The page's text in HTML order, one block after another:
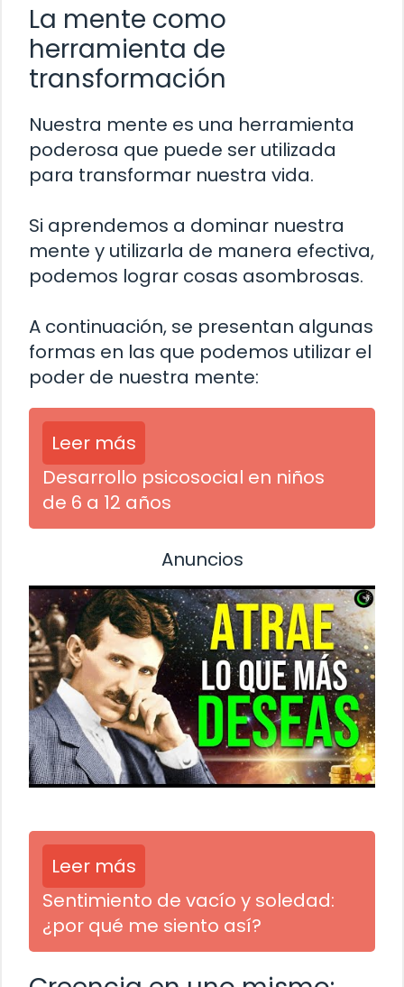
La mente como
herramienta de
transformación
Nuestra mente es una herramienta
poderosa que puede ser utilizada
para transformar nuestra vida.
Si aprendemos a dominar nuestra
mente y utilizarla de manera efectiva,
podemos lograr cosas asombrosas.
A continuación, se presentan algunas
formas en las que podemos utilizar el
poder de nuestra mente:
Leer más
Desarrollo psicosocial en niños
de 6 a 12 años
Anuncios
Leer más
Sentimiento de vacío y soledad:
¿por qué me siento así?